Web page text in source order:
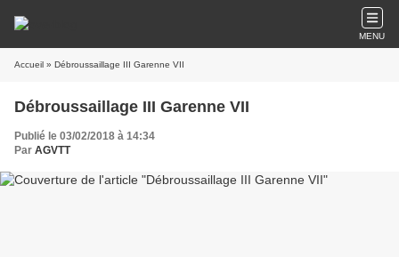
MENU
Accueil » Débroussaillage III Garenne VII
Débroussaillage III Garenne VII
Publié le 03/02/2018 à 14:34
Par AGVTT